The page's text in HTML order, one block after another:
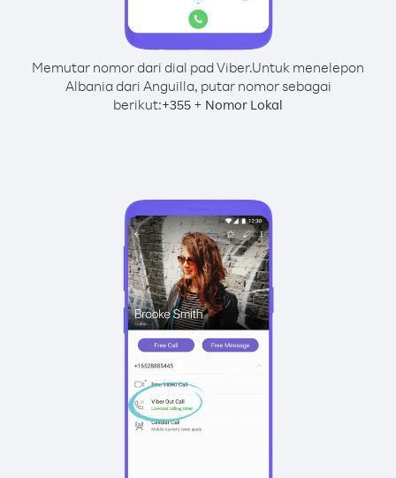
Memutar nomor dari dial pad Viber.Untuk menelepon
Albania dari Anguilla, putar nomor sebagai
berikut:+355 + Nomor Lokal